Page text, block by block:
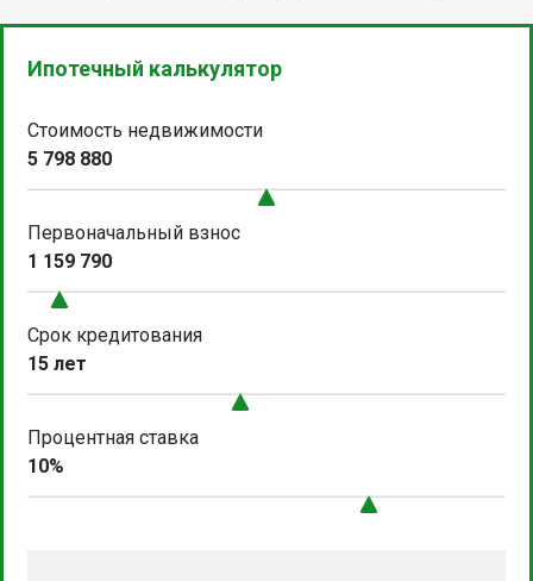
Ипотечный калькулятор
Стоимость недвижимости
5 798 880
Первоначальный взнос
1 159 790
Срок кредитования
15 лет
Процентная ставка
10%